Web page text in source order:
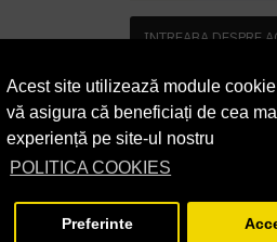
Acest site utilizează module
vă asigura că beneficiați de cea
experiență pe site-ul nostru
POLITICA COOKIES
Preferinte
INTREABA DESPRE
Pretul produsului
eliminarii DEEE.